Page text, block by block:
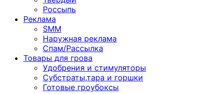
Россыпь
Реклама
SMM
Наружная реклама
Спам/Рассылка
Товары для грова
Удобрения и стимуляторы
Субстраты,тара и горшки
Готовые гроубоксы